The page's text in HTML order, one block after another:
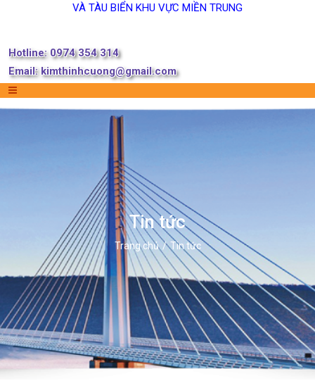
VÀ TÀU BIỂN KHU VỰC MIỀN TRUNG
Hotline: 0974 354 314
Email:kimthinhcuong@gmail.com
Tin tức
Trang chủ Tin tức